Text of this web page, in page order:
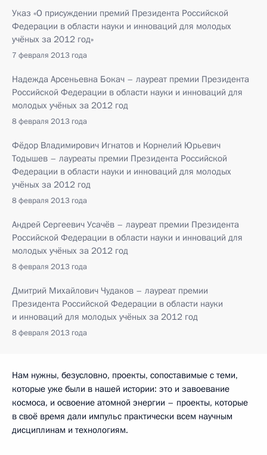
Указ «О присуждении премий Президента Российской
Федерации в области науки и инноваций для молодых
учёных за 2012 год»
7 февраля 2013 года
Надежда Арсеньевна Бокач – лауреат премии Президента
Российской Федерации в области науки и инноваций для
молодых учёных за 2012 год
8 февраля 2013 года
Фёдор Владимирович Игнатов и Корнелий Юрьевич
Тодышев – лауреаты премии Президента Российской
Федерации в области науки и инноваций для молодых
учёных за 2012 год
8 февраля 2013 года
Андрей Сергеевич Усачёв – лауреат премии Президента
Российской Федерации в области науки и инноваций для
молодых учёных за 2012 год
8 февраля 2013 года
Дмитрий Михайлович Чудаков – лауреат премии
Президента Российской Федерации в области науки
и инноваций для молодых учёных за 2012 год
8 февраля 2013 года
Нам нужны, безусловно, проекты, сопоставимые с теми,
которые уже были в нашей истории: это и завоевание
космоса, и освоение атомной энергии – проекты, которые
в своё время дали импульс практически всем научным
дисциплинам и технологиям.